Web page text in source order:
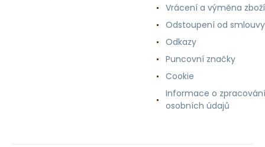
Vrácení a výměna zboží
Odstoupení od smlouvy
Odkazy
Puncovní značky
Cookie
Informace o zpracování
osobních údajů